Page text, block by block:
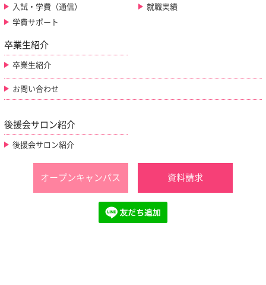
入試・学費（通信）
学費サポート
就職実績
卒業生紹介
卒業生紹介
お問い合わせ
後援会サロン紹介
後援会サロン紹介
オープンキャンパス 資料請求